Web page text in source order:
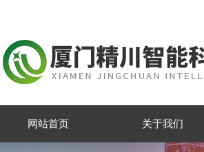
网站首页 关于我们